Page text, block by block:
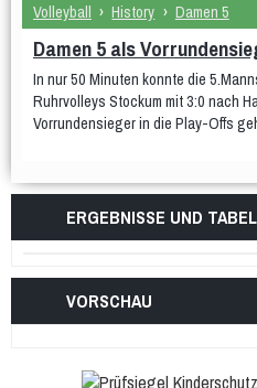
Volleyball › History › Damen 5
Damen 5 als
In nur 50 Minuten konnte die
Ruhrvolleys Stockum mit 3:0 nach
Vorrundensieger in die Play-Offs
ERGEBNISSE UND
VORSCHAU